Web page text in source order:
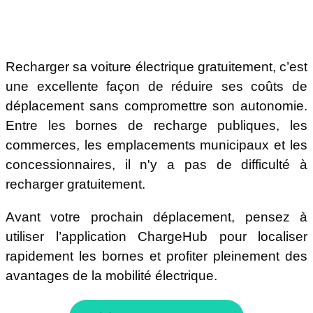
Recharger sa voiture électrique gratuitement, c’est
une excellente façon de réduire ses coûts de
déplacement sans compromettre son autonomie.
Entre les bornes de recharge publiques, les
commerces, les emplacements municipaux et les
concessionnaires, il n'y a pas de difficulté à
recharger gratuitement.
Avant votre prochain déplacement, pensez à
utiliser l’application ChargeHub pour localiser
rapidement les bornes et profiter pleinement des
avantages de la mobilité électrique.